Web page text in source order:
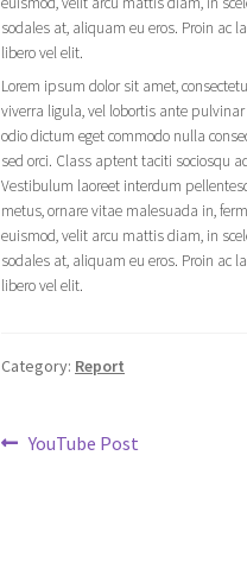
sodales at, aliquam eu eros. Proin ac
libero vel elit.
Lorem ipsum dolor sit amet,
viverra ligula, vel lobortis ante
odio dictum eget commodo nulla
sed orci. Class aptent taciti sociosqu
Vestibulum laoreet interdum
metus, ornare vitae malesuada in,
euismod, velit arcu mattis diam, in
sodales at, aliquam eu eros. Proin ac
libero vel elit.
Category: Report
Post
Previous
YouTube Post